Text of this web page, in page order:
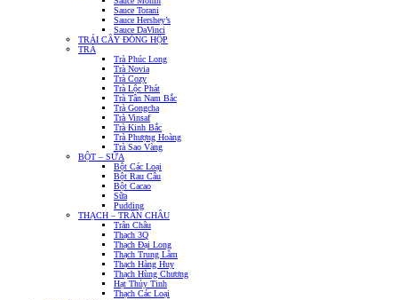
Sauce Torani
Sauce Hershey’s
Sauce DaVinci
TRÁI CÂY ĐÓNG HỘP
TRÀ
Trà Phúc Long
Trà Novia
Trà Cozy
Trà Lộc Phát
Trà Tân Nam Bắc
Trà Gongcha
Trà Vinsaf
Trà Kinh Bắc
Trà Phượng Hoàng
Trà Sao Vàng
BỘT – SỮA
Bột Các Loại
Bột Rau Câu
Bột Cacao
Sữa
Pudding
THẠCH – TRÂN CHÂU
Trân Châu
Thạch 3Q
Thạch Đại Long
Thạch Trung Lâm
Thạch Hàng Huy
Thạch Hùng Chương
Hạt Thủy Tinh
Thạch Các Loại